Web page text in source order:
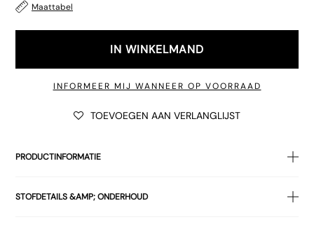
Maattabel
IN WINKELMAND
INFORMEER MIJ WANNEER OP VOORRAAD
TOEVOEGEN AAN VERLANGLIJST
PRODUCTINFORMATIE
• Bodyconpasvorm
STOFDETAILS &AMP; ONDERHOUD